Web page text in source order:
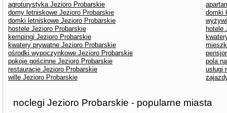
agroturystyka Jezioro Probarskie
domy letniskowe Jezioro Probarskie
domki
domki letniskowe Jezioro Probarskie
hostele Jezioro Probarskie
hotele
kempingi Jezioro Probarskie
kwatery prywatne Jezioro Probarskie
ośrodki wypoczynkowe Jezioro Probarskie
pokoje gościnne Jezioro Probarskie
pola
restauracje Jezioro Probarskie
usługi
wille Jezioro Probarskie
noclegi Jezioro Probarskie - popularne miasta